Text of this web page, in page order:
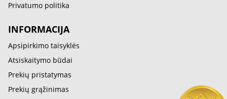
Privatumo politika
INFORMACIJA
Apsipirkimo taisyklės
Atsiskaitymo būdai
Prekių pristatymas
Prekių grąžinimas